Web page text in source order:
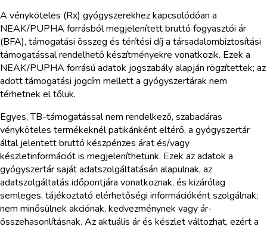
A vényköteles (Rx) gyógyszerekhez kapcsolódóan a
NEAK/PUPHA forrásból megjelenített bruttó fogyasztói ár
(BFA), támogatási összeg és térítési díj a társadalombiztosítási
támogatással rendelhető készítményekre vonatkozik. Ezek a
NEAK/PUPHA forrású adatok jogszabály alapján rögzítettek; az
adott támogatási jogcím mellett a gyógyszertárak nem
térhetnek el tőlük.
Egyes, TB-támogatással nem rendelkező, szabadáras
vényköteles termékeknél patikánként eltérő, a gyógyszertár
által jelentett bruttó készpénzes árat és/vagy
készletinformációt is megjeleníthetünk. Ezek az adatok a
gyógyszertár saját adatszolgáltatásán alapulnak, az
adatszolgáltatás időpontjára vonatkoznak, és kizárólag
semleges, tájékoztató elérhetőségi információként szolgálnak;
nem minősülnek akciónak, kedvezménynek vagy ár-
összehasonlításnak. Az aktuális ár és készlet változhat, ezért a